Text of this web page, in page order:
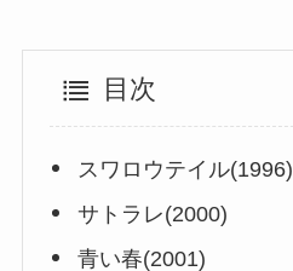
目次
スワロウテイル(1996)
サトラレ(2000)
青い春(2001)